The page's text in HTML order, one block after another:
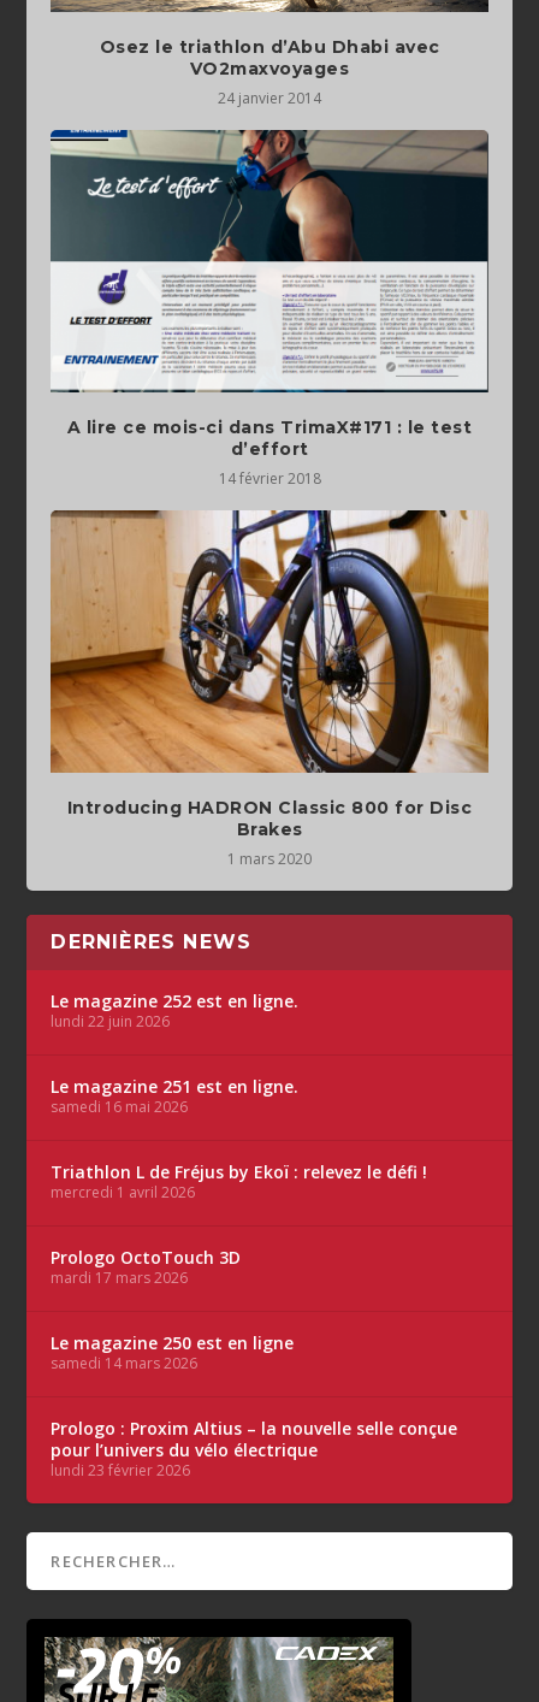
Osez le triathlon d’Abu Dhabi avec
VO2maxvoyages
24 janvier 2014
A lire ce mois-ci dans TrimaX#171 : le test
d’effort
14 février 2018
Introducing HADRON Classic 800 for Disc
Brakes
1 mars 2020
DERNIÈRES NEWS
Le magazine 252 est en ligne.
lundi 22 juin 2026
Le magazine 251 est en ligne.
samedi 16 mai 2026
Triathlon L de Fréjus by Ekoï : relevez le défi !
mercredi 1 avril 2026
Prologo OctoTouch 3D
mardi 17 mars 2026
Le magazine 250 est en ligne
samedi 14 mars 2026
Prologo : Proxim Altius – la nouvelle selle conçue
pour l’univers du vélo électrique
lundi 23 février 2026